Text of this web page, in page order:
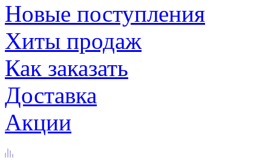
Новые поступления
Хиты продаж
Как заказать
Доставка
Акции